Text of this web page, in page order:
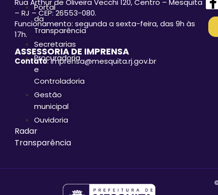
Portal
da
Transparência
Secretarias
Procuradoria
e
Controladoria
Gestão
municipal
Ouvidoria
Radar
Transparência
Rua Arthur de Oliveira Vecchi 120, Centro – Mesquita
– RJ – CEP: 26553-080.
Funcionamento: segunda a sexta-feira, das 9h às
17h.
ASSESSORIA DE IMPRENSA
Contato: imprensa@mesquita.rj.gov.br